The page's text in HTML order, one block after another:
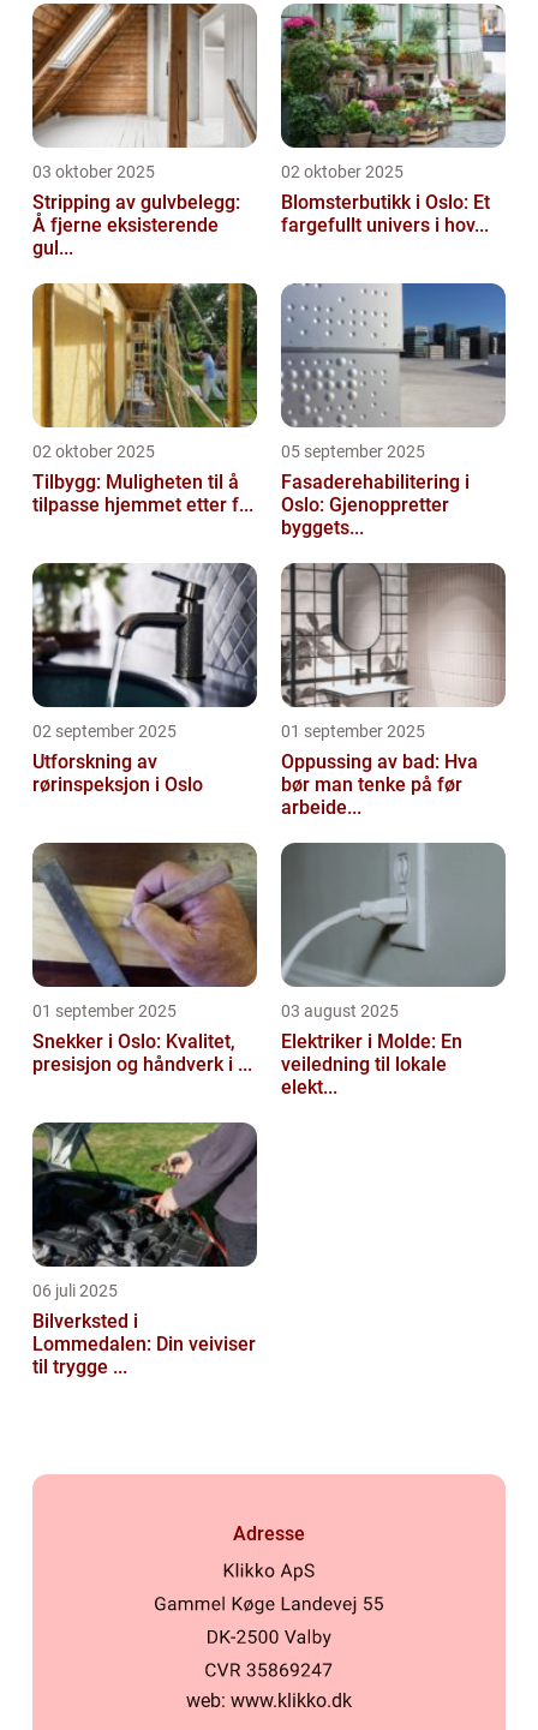
03 oktober 2025
Stripping av gulvbelegg:
Å fjerne eksisterende
gul...
02 oktober 2025
Blomsterbutikk i Oslo: Et
fargefullt univers i hov...
02 oktober 2025
Tilbygg: Muligheten til å
tilpasse hjemmet etter f...
05 september 2025
Fasaderehabilitering i
Oslo: Gjenoppretter
byggets...
02 september 2025
Utforskning av
rørinspeksjon i Oslo
01 september 2025
Oppussing av bad: Hva
bør man tenke på før
arbeide...
01 september 2025
Snekker i Oslo: Kvalitet,
presisjon og håndverk i ...
03 august 2025
Elektriker i Molde: En
veiledning til lokale
elekt...
06 juli 2025
Bilverksted i
Lommedalen: Din veiviser
til trygge ...
Adresse
web: www.klikko.dk